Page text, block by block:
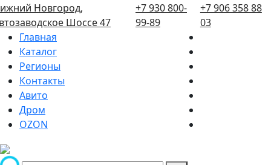
Новгород,
Шоссе 47
+7 930 800-
99-89
+7 906 358 88
03
Главная
Каталог
Регионы
Контакты
Авито
Дром
OZON